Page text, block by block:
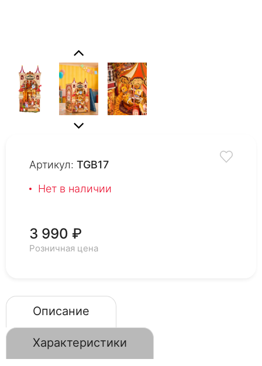
Артикул: TGB17
Нет в наличии
3 990 ₽
Розничная цена
Описание
Характеристики